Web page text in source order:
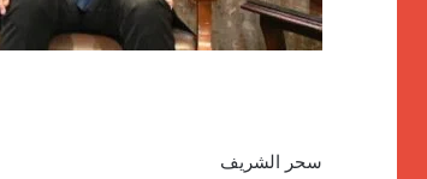
سحر الشريف